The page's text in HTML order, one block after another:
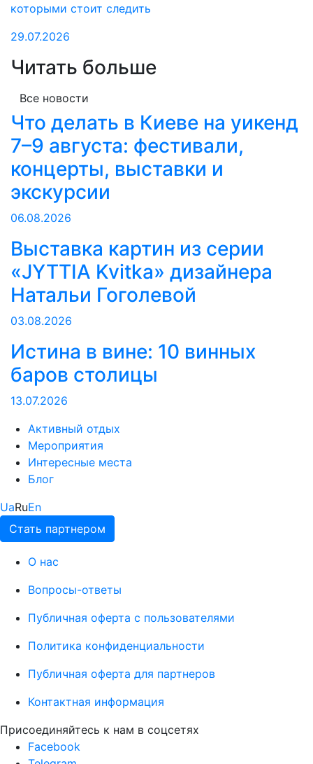
которыми стоит следить
29.07.2026
Читать больше
Все новости
Что делать в Киеве на уикенд
7–9 августа: фестивали,
концерты, выставки и
экскурсии
06.08.2026
Выставка картин из серии
«JYTTIA Kvitka» дизайнера
Натальи Гоголевой
03.08.2026
Истина в вине: 10 винных
баров столицы
13.07.2026
Активный отдых
Мероприятия
Интересные места
Блог
UaRuEn
Стать партнером
О нас
Вопросы-ответы
Публичная оферта с пользователями
Политика конфиденциальности
Публичная оферта для партнеров
Контактная информация
Присоединяйтесь к нам в соцсетях
Facebook